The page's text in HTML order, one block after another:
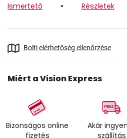
Ismertető Részletek
Bolti elérhetőség ellenőrzése
Miért a Vision Express
Bizonságos online
fizetés
Akár
szállítás